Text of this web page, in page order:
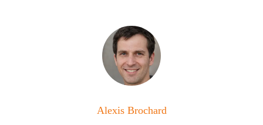
Alexis Brochard